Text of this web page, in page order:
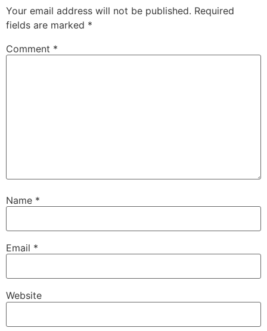
Your email address will not be published. Required
fields are marked *
Comment *
Name *
Email *
Website